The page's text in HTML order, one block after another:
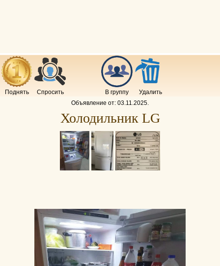
Поднять Спросить В группу
Удалить
Объявление от: 03.11.2025.
Холодильник LG